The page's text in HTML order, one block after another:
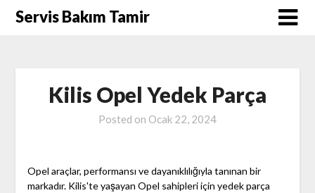
SkipServis Bakım Tamir
Kilis Opel Yedek Parça
Posted on Ocak 22, 2024
Opel araçlar, performansı ve dayanıklılığıyla tanınan bir
markadır. Kilis'te yaşayan Opel sahipleri için yedek parça